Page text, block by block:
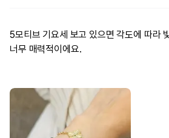
5모티브 기요세 보고 있으면 각도에 따라
너무 매력적이에요.